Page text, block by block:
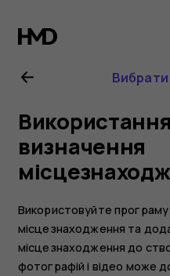
Посібник
Nokia
2.1
визначення
Використовуйте
місцезнаходження та
місцезнаходження до
фотографій і відео може